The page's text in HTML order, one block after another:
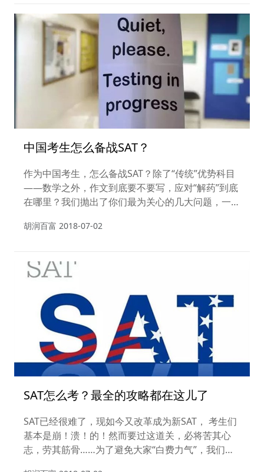
中国考生怎么备战SAT？
作为中国考生，怎么备战SAT？除了“传统”优势科目
——数学之外，作文到底要不要写，应对“解药”到底
在哪里？我们抛出了你们最为关心的几大问题，一起
胡润百富 2018-07-02
SAT怎么考？最全的攻略都在这儿了
SAT已经很难了，现如今又改革成为新SAT， 考生们
基本是崩！溃！的！然而要过这道关，必将苦其心
志，劳其筋骨……为了避免大家“白费力气”，我们诚